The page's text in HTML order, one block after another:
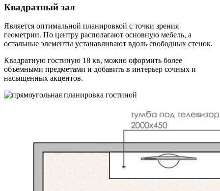
Квадратный зал
Является оптимальной планировкой с точки зрения
геометрии. По центру располагают основную мебель, а
остальные элементы устанавливают вдоль свободных стенок.
Квадратную гостиную 18 кв, можно оформить более
объемными предметами и добавить в интерьер сочных и
насыщенных акцентов.